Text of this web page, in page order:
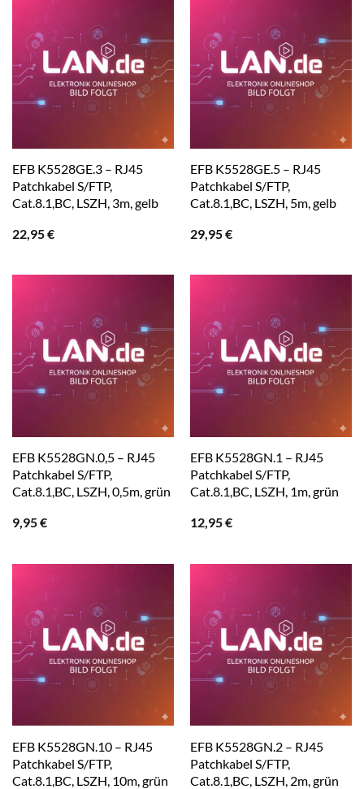
EFB K5528GE.3 – RJ45
Patchkabel S/FTP,
Cat.8.1,BC, LSZH, 3m, gelb
22,95€
EFB K5528GE.5 – RJ45
Patchkabel S/FTP,
Cat.8.1,BC, LSZH, 5m, gelb
29,95€
EFB K5528GN.0,5 – RJ45
Patchkabel S/FTP,
Cat.8.1,BC, LSZH, 0,5m, grün
9,95€
EFB K5528GN.1 – RJ45
Patchkabel S/FTP,
Cat.8.1,BC, LSZH, 1m, grün
12,95€
EFB K5528GN.10 – RJ45
Patchkabel S/FTP,
Cat.8.1,BC, LSZH, 10m, grün
EFB K5528GN.2 – RJ45
Patchkabel S/FTP,
Cat.8.1,BC, LSZH, 2m, grün